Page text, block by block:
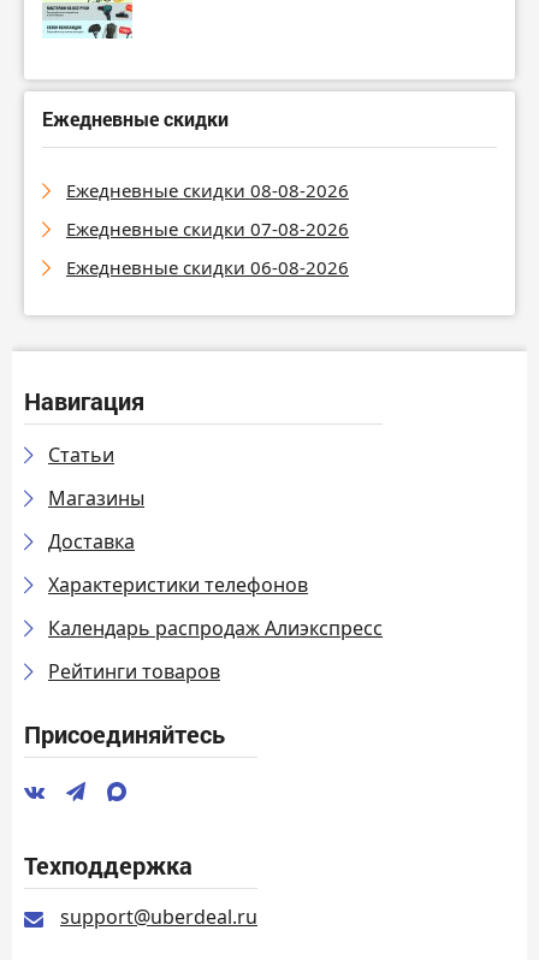
Ежедневные скидки
Ежедневные скидки 08-08-2026
Ежедневные скидки 07-08-2026
Ежедневные скидки 06-08-2026
Навигация
Статьи
Магазины
Доставка
Характеристики телефонов
Календарь распродаж Алиэкспресс
Рейтинги товаров
Присоединяйтесь
Техподдержка
support@uberdeal.ru